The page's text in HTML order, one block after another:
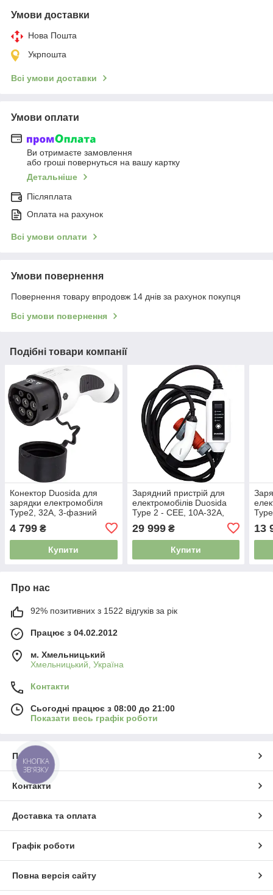
Умови доставки
Нова Пошта
Укрпошта
Всі умови доставки
Умови оплати
Ви отримаєте замовлення
або гроші повернуться на вашу картку
Детальніше
Післяплата
Оплата на рахунок
Всі умови оплати
Умови повернення
Повернення товару впродовж 14 днів за рахунок покупця
Всі умови повернення
Подібні товари компанії
Конектор Duosida для
зарядки електромобіля
Type2, 32A, 3-фазний
4 799 ₴
Купити
Зарядний пристрій для
електромобілів Duosida
Type 2 - CEE, 10A-32A,
4267723
29 999₴
Купити
13
Про нас
92% позитивних з 1522 відгуків за рік
Працює з 04.02.2012
м. Хмельницький
Хмельницький, Україна
Контакти
Сьогодні працює з 08:00 до 21:00
Показати весь графік роботи
Про нас
Контакти
Доставка та оплата
Графік роботи
Повна версія сайту
КНОПКА
ЗВ'ЯЗКУ